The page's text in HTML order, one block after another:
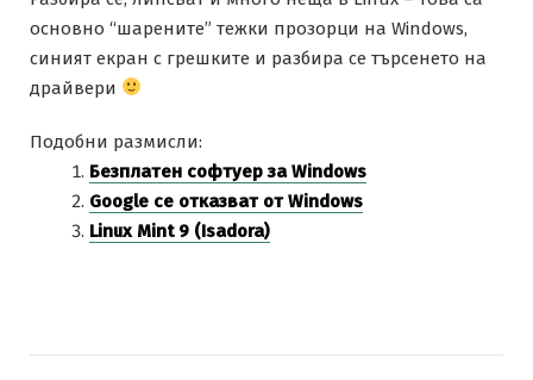
основно “шарените” тежки прозорци на Windows,
синият екран с грешките и разбира се търсенето на
драйвери
Подобни размисли:
Безплатен софтуер за Windows
Google се отказват от Windows
Linux Mint 9 (Isadora)